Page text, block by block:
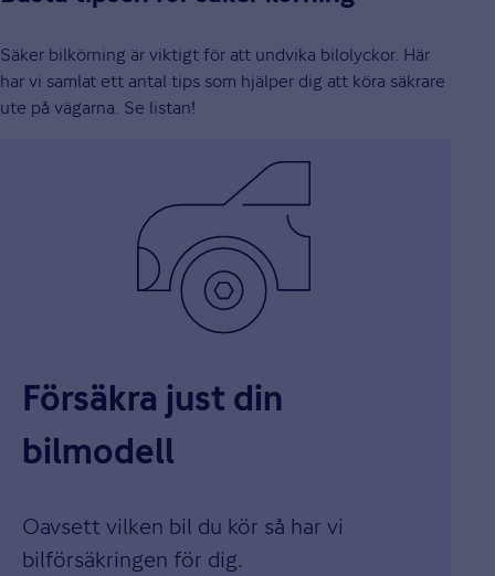
Säker bilkörning är viktigt för att undvika bilolyckor. Här
har vi samlat ett antal tips som hjälper dig att köra säkrare
ute på vägarna. Se listan!
Försäkra just din
bilmodell
Oavsett vilken bil du kör så har vi
bilförsäkringen för dig.